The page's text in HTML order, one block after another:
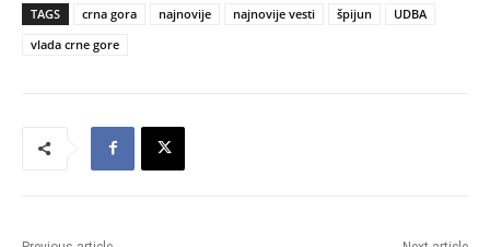
TAGS crna gora najnovije najnovije vesti špijun
UDBA
vlada crne gore